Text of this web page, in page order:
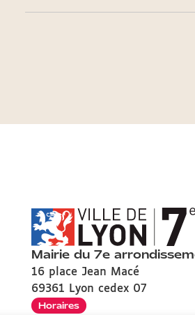
Mairie du 7e
16 place Jean Macé
69361 Lyon cedex 07
Horaires